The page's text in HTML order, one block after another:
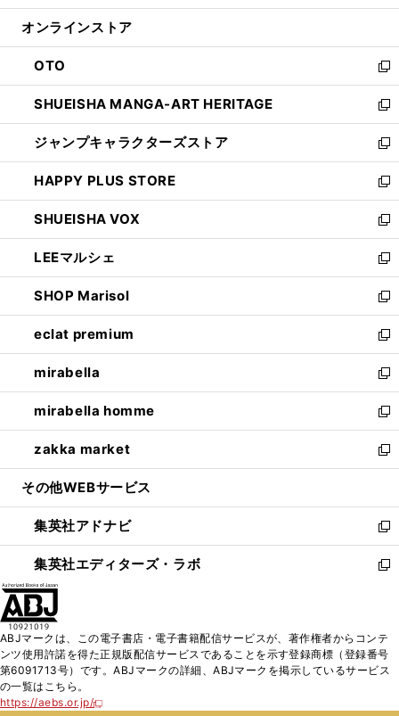
開
ン
ウ
で
開
く
ウ
ン
ド
ウ
で
開
く
オンラインストア
OTO
新
し
い
ウ
ィ
ン
ド
ウ
で
開
く
SHUEISHA MANGA-ART HERITAGE
新
し
い
ウ
ィ
ン
ド
ウ
で
開
く
ジャンプキャラクターズストア
新
し
い
ウ
ィ
ン
ド
ウ
で
開
く
HAPPY PLUS STORE
新
し
い
ウ
ィ
ン
ド
ウ
で
開
く
SHUEISHA VOX
新
し
い
ウ
ィ
ン
ド
ウ
で
開
く
LEEマルシェ
新
し
い
ウ
ィ
ン
ド
ウ
で
開
く
SHOP Marisol
新
し
い
ウ
ィ
ン
ド
ウ
で
開
eclat premium
新
し
い
ウ
ィ
ン
ド
ウ
開
く
mirabella
新
し
い
ウ
ィ
ン
ウ
で
開
く
mirabella homme
新
し
い
ウ
ン
ド
ウ
で
zakka market
新
し
ウ
ィ
ン
ド
く
その他WEBサービス
集英社アドナビ
新
し
い
ド
ウ
で
集英社エディターズ・ラボ
新
ィ
ン
ABJマークは、この電子書店・電子書籍配信サービスが、著作権者からコンテ
ンツ使用許諾を得た正規版配信サービスであることを示す登録商標（登録番号
第6091713号）です。ABJマークの詳細、ABJマークを掲示しているサービス
の一覧はこちら。
https://aebs.or.jp/
新